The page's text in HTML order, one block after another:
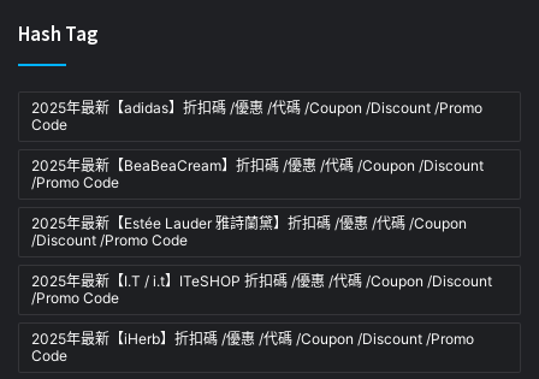
Hash Tag
2025年最新【adidas】折扣碼 /優惠 /代碼 /Coupon /Discount /Promo
Code
2025年最新【BeaBeaCream】折扣碼 /優惠 /代碼 /Coupon /Discount
/Promo Code
2025年最新【Estée Lauder 雅詩蘭黛】折扣碼 /優惠 /代碼 /Coupon
/Discount /Promo Code
2025年最新【I.T / i.t】ITeSHOP 折扣碼 /優惠 /代碼 /Coupon /Discount
/Promo Code
2025年最新【iHerb】折扣碼 /優惠 /代碼 /Coupon /Discount /Promo
Code